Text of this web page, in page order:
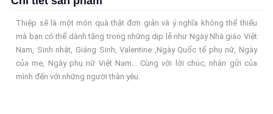
Thiệp sẽ là một món quà thật đơn giản và ý nghĩa không thể thiếu
mà bạn có thể dành tặng trong những dịp lễ như Ngày Nhà giáo Việt
Nam, Sinh nhật, Giáng Sinh, Valentine ,Ngày Quốc tế phụ nữ, Ngày
của mẹ, Ngày phụ nữ Việt Nam... Cùng với lời chúc, nhắn gửi của
mình đến với những người thân yêu.